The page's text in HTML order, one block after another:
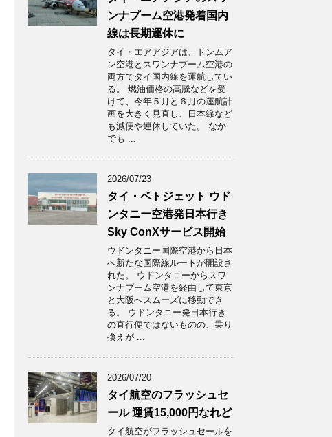
ンナプーム空港発着国内
線は長期運休に
タイ・エアアジアは、ドンムア
ン空港とスワンナプーム空港の
両方でタイ国内線を運航してい
る。 燃油価格の高騰などを受
けて、今年５月と６月の運航計
画を大きく見直し、日本線など
も減便や運休していた。 なか
でも ...
2026/07/23
タイ・ベトジェット ウド
ンタニー空港発日本行き
Sky ConXサービス開始
ウドンタニー国際空港から日本
へ新たな国際線ルートが開設さ
れた。 ウドンタニーからスワ
ンナプーム空港を経由して東京
と大阪へスムーズに移動でき
る。 ウドンタニー発日本行き
の直行便ではないものの、乗り
換えが ...
2026/07/20
タイ航空のフラッシュセ
ール 運賃15,000円なれど
タイ航空がフラッシュセールを